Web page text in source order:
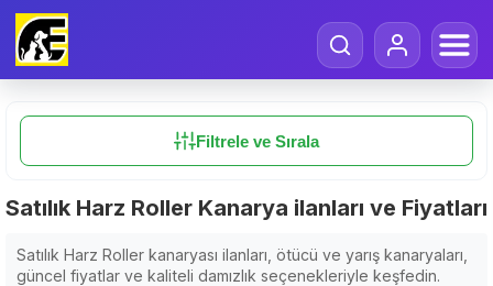
Filtrele ve Sırala
Satılık Harz Roller Kanarya ilanları ve Fiyatları
Satılık Harz Roller kanaryası ilanları, ötücü ve yarış kanaryaları,
güncel fiyatlar ve kaliteli damızlık seçenekleriyle keşfedin.